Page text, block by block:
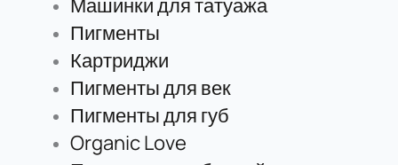
Машинки для татуажа
Пигменты
Картриджи
Пигменты для век
Пигменты для губ
Organic Love